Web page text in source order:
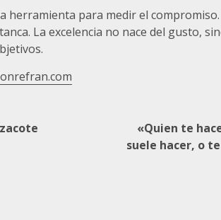
herramienta para medir el
La excelencia no nace del gusto,
«Quien te
suele hacer, o